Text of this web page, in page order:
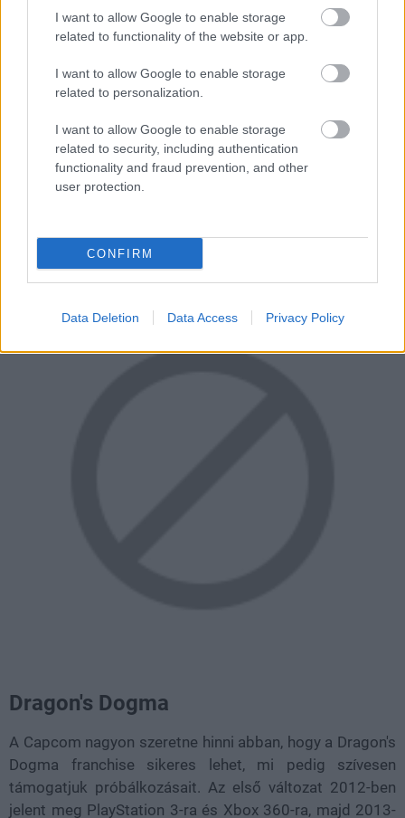
I want to allow Google to enable storage
related to functionality of the website or app.
I want to allow Google to enable storage
related to personalization.
I want to allow Google to enable storage
related to security, including authentication
functionality and fraud prevention, and other
user protection.
CONFIRM
Data Deletion Data Access Privacy Policy
Ha nem kezelték volna mostohagyermekként,
valószínűleg egy izgalmas, alienes kooperatív játékot
kapunk, de ehelyett egy technikai problémáktól
hemzsegő, ronda, buta mesterséges intelligenciával
aminek gyakorlatilag egyetlen elemét sem sikerült
eltalálni, talán a multiban lelhettünk némi örömöt. Még
perek is indultak miatta.
élményt adhat, amire a Colonial Marinestól vágytunk, de
még vannak kétségeink. Igyekszünk pozitívan hozzáállni.
Dragon's Dogma
A Capcom nagyon szeretne hinni abban, hogy a Dragon's
Dogma franchise sikeres lehet, mi pedig szívesen
támogatjuk próbálkozásait. Az első változat 2012-ben
jelent meg PlayStation 3-ra és Xbox 360-ra, majd 2013-